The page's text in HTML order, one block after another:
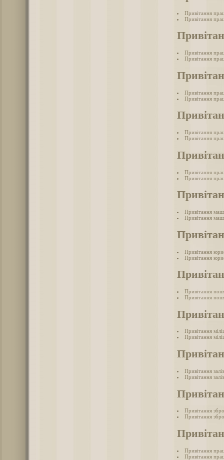
Привітання
Привітання
Привітання
Привітання
Привітання
Привітання
Привітання
Привітання
Привітання
Привітання
Привітання
Привітання
Привітання
Привітання
Привітання
Привітання
Привітання
Привітання
Привітання
Привітання
Привітання
Привітання
Привітання
Привітання